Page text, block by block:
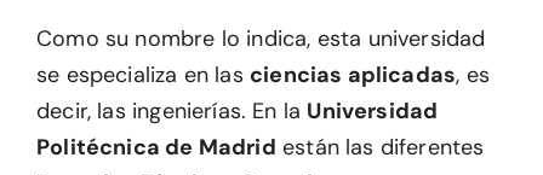
Como su nombre lo indica, esta universidad
se especializa en las ciencias aplicadas, es
decir, las ingenierías. En la Universidad
Politécnica de Madrid están las diferentes